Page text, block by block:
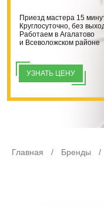
Приезд мастера 15
Круглосуточно, без
Работаем в Агалатово
и Всеволожском районе
УЗНАТЬ ЦЕНУ
Главная / Бренды /